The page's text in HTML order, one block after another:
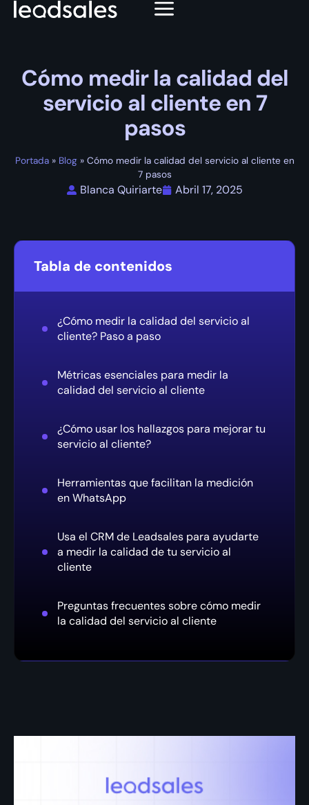
Cómo medir la calidad del
servicio al cliente en 7
pasos
Portada» Blog» Cómo medir la calidad del servicio al cliente en
7 pasos
Blanca Quiriarte Abril 17, 2025
Tabla de contenidos
¿Cómo medir la calidad del servicio al
cliente? Paso a paso
Métricas esenciales para medir la
calidad del servicio al cliente
¿Cómo usar los hallazgos para mejorar tu
servicio al cliente?
Herramientas que facilitan la medición
en WhatsApp
Usa el CRM de Leadsales para ayudarte
a medir la calidad de tu servicio al
cliente
Preguntas frecuentes sobre cómo medir
la calidad del servicio al cliente